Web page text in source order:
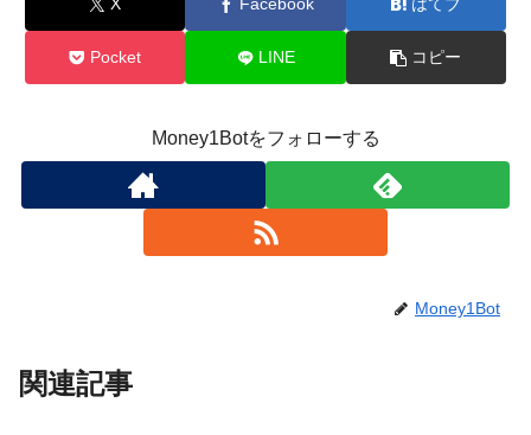
X Facebook はてブ
Pocket LINE コピー
Money1Botをフォローする
Money1Bot
関連記事